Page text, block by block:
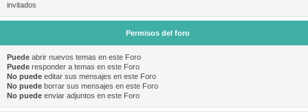
invitados
Permisos del foro
Puede abrir nuevos temas en este Foro
Puede responder a temas en este Foro
No puede editar sus mensajes en este Foro
No puede borrar sus mensajes en este Foro
No puede enviar adjuntos en este Foro